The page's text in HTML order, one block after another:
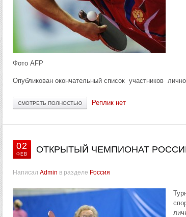
Фото AFP
Опубликован окончательный список участников
СМОТРЕТЬ ПОЛНОСТЬЮ Реплик нет
02
ФЕВ ОТКРЫТЫЙ ЧЕМПИОНАТ
Написал Admin в разделе Россия